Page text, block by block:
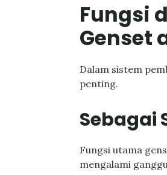
Fungsi
Genset
Dalam sistem
penting.
Sebagai
Fungsi utama
mengalami